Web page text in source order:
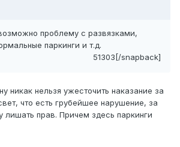
проблему с развязками,
паркинги и т.д.
51303[/snapback]
никак нельзя ужесточить наказание за
что есть грубейшее нарушение, за
лишать прав. Причем здесь паркинги